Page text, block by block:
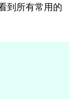
到所有常用的